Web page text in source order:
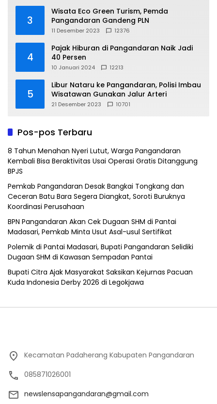
3
Wisata Eco Green Turism, Pemda
Pangandaran Gandeng PLN
11 Desember 2023 12376
4
Pajak Hiburan di Pangandaran Naik Jadi
40 Persen
10 Januari 2024 12213
5
Libur Nataru ke Pangandaran, Polisi Imbau
Wisatawan Gunakan Jalur Arteri
21 Desember 2023 10701
Pos-pos Terbaru
8 Tahun Menahan Nyeri Lutut, Warga Pangandaran
Kembali Bisa Beraktivitas Usai Operasi Gratis Ditanggung
BPJS
Pemkab Pangandaran Desak Bangkai Tongkang dan
Ceceran Batu Bara Segera Diangkat, Soroti Buruknya
Koordinasi Perusahaan
BPN Pangandaran Akan Cek Dugaan SHM di Pantai
Madasari, Pemkab Minta Usut Asal-usul Sertifikat
Polemik di Pantai Madasari, Bupati Pangandaran Selidiki
Dugaan SHM di Kawasan Sempadan Pantai
Bupati Citra Ajak Masyarakat Saksikan Kejurnas Pacuan
Kuda Indonesia Derby 2026 di Legokjawa
Kecamatan Padaherang Kabupaten Pangandaran
085871026001
newslensapangandaran@gmail.com